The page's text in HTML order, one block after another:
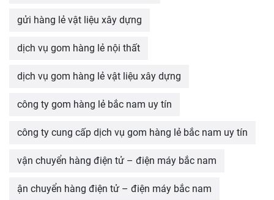
gửi hàng lẻ vật liệu xây dựng
dịch vụ gom hàng lẻ nội thất
dịch vụ gom hàng lẻ vật liệu xây dựng
công ty gom hàng lẻ bắc nam uy tín
công ty cung cấp dịch vụ gom hàng lẻ bắc nam uy tín
vận chuyển hàng điện tử – điện máy bắc nam
ận chuyển hàng điện tử – điện máy bắc nam